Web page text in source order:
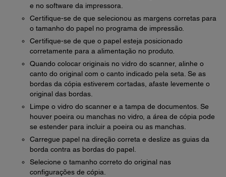
e no software da impressora.
Certifique-se de que selecionou as margens corretas para
o tamanho do papel no programa de impressão.
Certifique-se de que o papel esteja posicionado
corretamente para a alimentação no produto.
Quando colocar originais no vidro do scanner, alinhe o
canto do original com o canto indicado pela seta. Se as
bordas da cópia estiverem cortadas, afaste levemente o
original das bordas.
Limpe o vidro do scanner e a tampa de documentos. Se
houver poeira ou manchas no vidro, a área de cópia pode
se estender para incluir a poeira ou as manchas.
Carregue papel na direção correta e deslize as guias da
borda contra as bordas do papel.
Selecione o tamanho correto do original nas
configurações de cópia.